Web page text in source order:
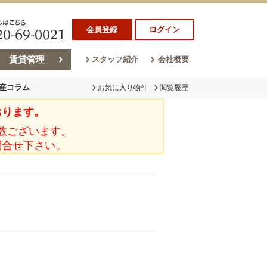
会員登録 ログイン
賃貸管理 スタッフ紹介 会社概要
コラム
ム
お気に入り物件 閲覧履歴
ます。
ざいます。
せ下さい。